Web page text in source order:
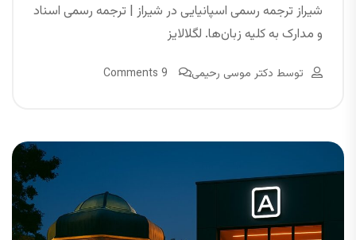
شیراز ترجمه رسمی اسپانیایی در شیراز | ترجمه رسمی اسناد
و مدارک به کلیه زبان‌ها. لگلالایز
توسط دکتر موسی رحیمی 9 Comments